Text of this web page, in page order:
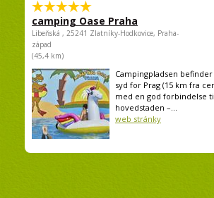
camping Oase Praha
Libeňská , 25241 Zlatníky-Hodkovice, Praha-
západ
(45,4 km)
Campingpladsen befinder
syd for Prag (15 km fra
med en god forbindelse
hovedstaden –...
web stránky